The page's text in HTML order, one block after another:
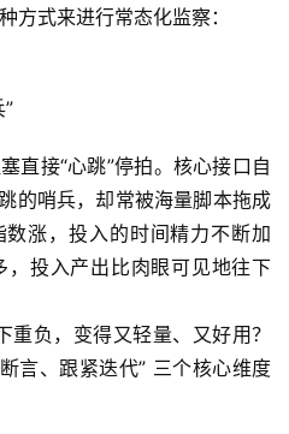
方式来进行常态化监察：
直接“心跳”停拍。核心接口自
的哨兵，却常被海量脚本拖成
数涨，投入的时间精力不断加
投入产出比肉眼可见地往下
重负，变得又轻量、又好用？
言、跟紧迭代” 三个核心维度